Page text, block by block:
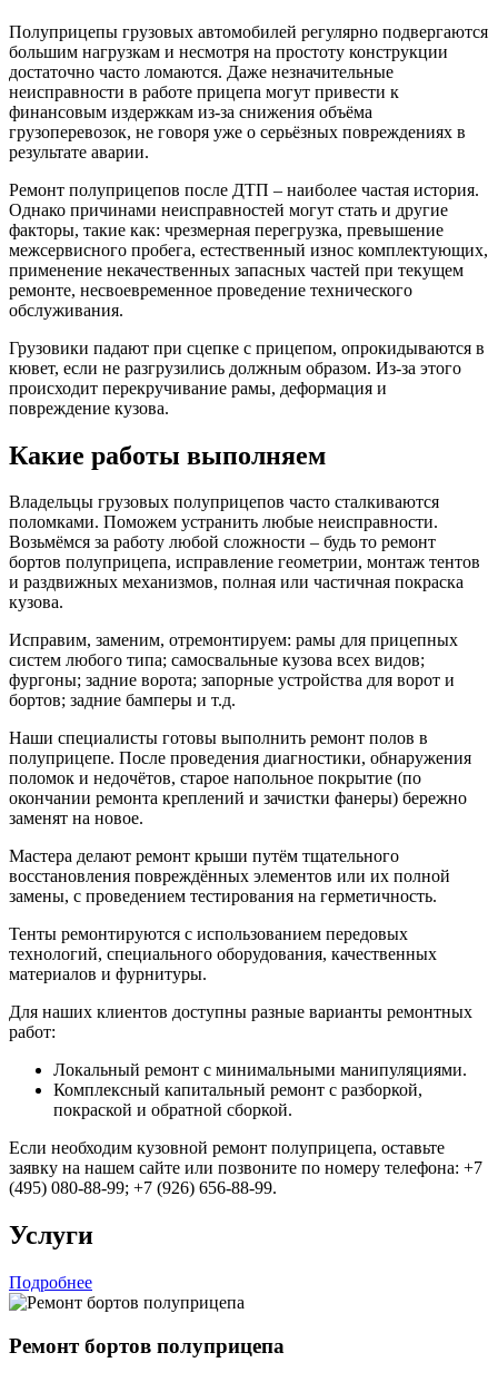
Полуприцепы грузовых автомобилей регулярно подвергаются
большим нагрузкам и несмотря на простоту конструкции
достаточно часто ломаются. Даже незначительные
неисправности в работе прицепа могут привести к
финансовым издержкам из-за снижения объёма
грузоперевозок, не говоря уже о серьёзных повреждениях в
результате аварии.
Ремонт полуприцепов после ДТП – наиболее частая история.
Однако причинами неисправностей могут стать и другие
факторы, такие как: чрезмерная перегрузка, превышение
межсервисного пробега, естественный износ комплектующих,
применение некачественных запасных частей при текущем
ремонте, несвоевременное проведение технического
обслуживания.
Грузовики падают при сцепке с прицепом, опрокидываются в
кювет, если не разгрузились должным образом. Из-за этого
происходит перекручивание рамы, деформация и
повреждение кузова.
Какие работы выполняем
Владельцы грузовых полуприцепов часто сталкиваются
поломками. Поможем устранить любые неисправности.
Возьмёмся за работу любой сложности – будь то ремонт
бортов полуприцепа, исправление геометрии, монтаж тентов
и раздвижных механизмов, полная или частичная покраска
кузова.
Исправим, заменим, отремонтируем: рамы для прицепных
систем любого типа; самосвальные кузова всех видов;
фургоны; задние ворота; запорные устройства для ворот и
бортов; задние бамперы и т.д.
Наши специалисты готовы выполнить ремонт полов в
полуприцепе. После проведения диагностики, обнаружения
поломок и недочётов, старое напольное покрытие (по
окончании ремонта креплений и зачистки фанеры) бережно
заменят на новое.
Мастера делают ремонт крыши путём тщательного
восстановления повреждённых элементов или их полной
замены, с проведением тестирования на герметичность.
Тенты ремонтируются с использованием передовых
технологий, специального оборудования, качественных
материалов и фурнитуры.
Для наших клиентов доступны разные варианты ремонтных
работ:
Локальный ремонт с минимальными манипуляциями.
Комплексный капитальный ремонт с разборкой,
покраской и обратной сборкой.
Если необходим кузовной ремонт полуприцепа, оставьте
заявку на нашем сайте или позвоните по номеру телефона: +7
(495) 080-88-99; +7 (926) 656-88-99.
Услуги
Подробнее
Ремонт бортов полуприцепа